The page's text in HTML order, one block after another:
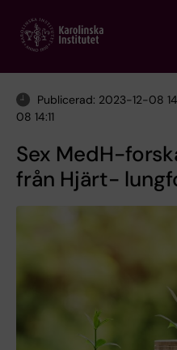
main
Publicerad: 2023-12-08
08 14:11
Sex MedH-
från Hjärt-